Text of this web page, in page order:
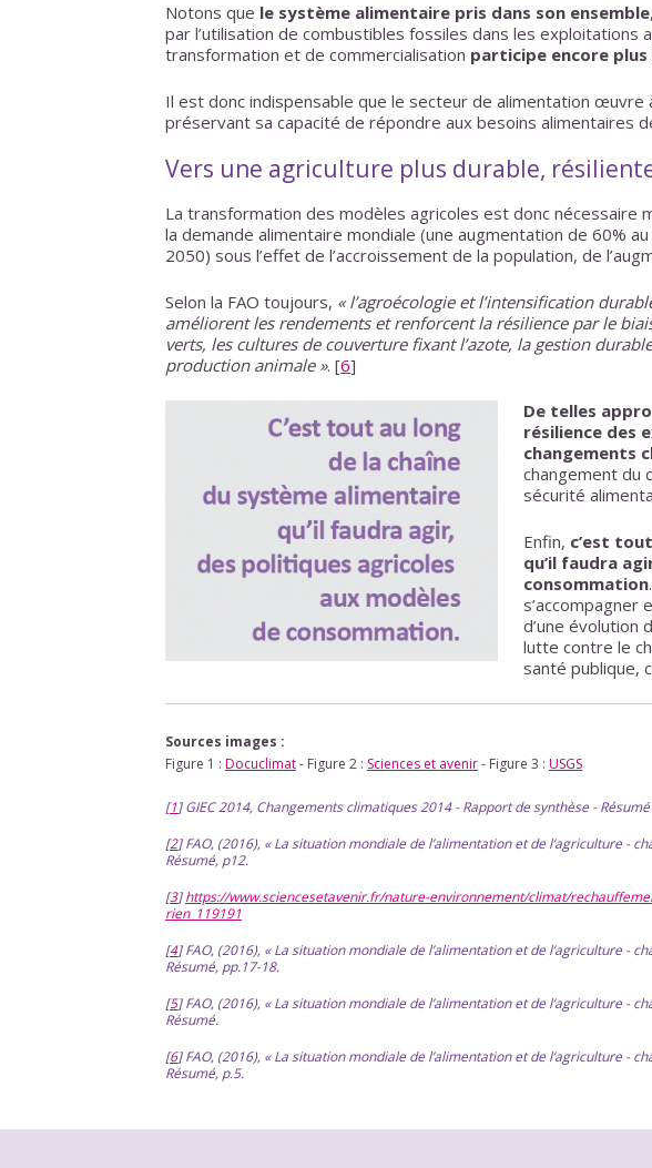
Notons que le système alimentaire pris dans son ensemble
par l’utilisation de combustibles fossiles dans les
transformation et de commercialisation participe encore
Il est donc indispensable que le secteur de alimentation
préservant sa capacité de répondre aux besoins alimentaires
Vers une agriculture plus durable,
La transformation des modèles agricoles est donc nécessaire
la demande alimentaire mondiale (une augmentation de 60%
2050) sous l’effet de l’accroissement de la population, de
Selon la FAO toujours, « l’agroécologie et l’intensification
améliorent les rendements et renforcent la résilience par le
verts, les cultures de couverture fixant l’azote, la gestion
production animale ». [6]
De telles
résilience des
changements
changement du
sécurité
Enfin, c’est
qu’il faudra
consommation
d’une évolution
lutte contre le
santé publique,
Sources images :
Figure 1 :Docuclimat- Figure 2 : Sciences et avenir- Figure 3 :USGS
[1]GIEC 2014, Changements climatiques 2014 - Rapport de synthèse -
[2]FAO, (2016), « La situation mondiale de l’alimentation et de l’agriculture -
Résumé, p12.
[3]https://www.sciencesetavenir.fr/nature-environnement/climat/
rien_119191
[4]FAO, (2016), « La situation mondiale de l’alimentation et de l’agriculture -
Résumé, pp.17-18.
[5]FAO, (2016), « La situation mondiale de l’alimentation et de l’agriculture -
Résumé.
[6]FAO, (2016), « La situation mondiale de l’alimentation et de l’agriculture -
Résumé, p.5.